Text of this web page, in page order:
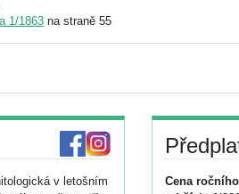
1/1863 na straně 55
v letošním
Cena